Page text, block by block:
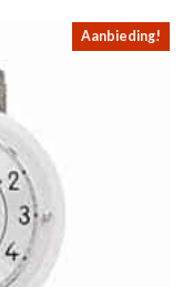
Aanbieding!